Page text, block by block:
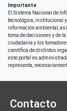
Importante
El Sistema Nacional de
tecnológica, institucional
información ambiental,
toma de decisiones y de
ciudadania y los
científica de distintos
este portal es
representa,
Contacto